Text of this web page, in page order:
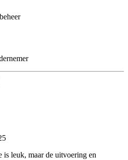
is leuk, maar de uitvoering en